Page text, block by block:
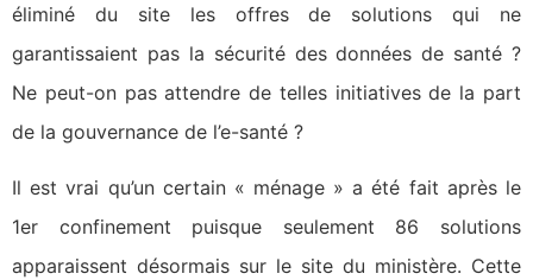
éliminé du site les offres de solutions qui ne
garantissaient pas la sécurité des données de santé ?
Ne peut-on pas attendre de telles initiatives de la part
de la gouvernance de l’e-santé ?
Il est vrai qu’un certain « ménage » a été fait après le
1er confinement puisque seulement 86 solutions
apparaissent désormais sur le site du ministère. Cette